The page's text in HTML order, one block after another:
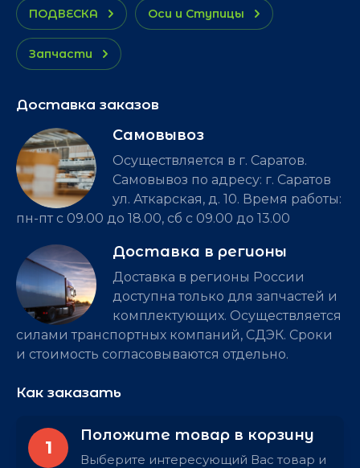
ПОДВЕСКА Оси и Ступицы
Запчасти
Доставка заказов
Самовывоз
Осуществляется в г. Саратов.
Самовывоз по адресу: г. Саратов
ул. Аткарская, д. 10. Время работы:
пн-пт с 09.00 до 18.00, сб с 09.00 до 13.00
Доставка в регионы
Доставка в регионы России
доступна только для запчастей и
комплектующих. Осуществляется
силами транспортных компаний, СДЭК. Сроки
и стоимость согласовываются отдельно.
Как заказать
1
Положите товар в корзину
Выберите интересующий Вас товар и